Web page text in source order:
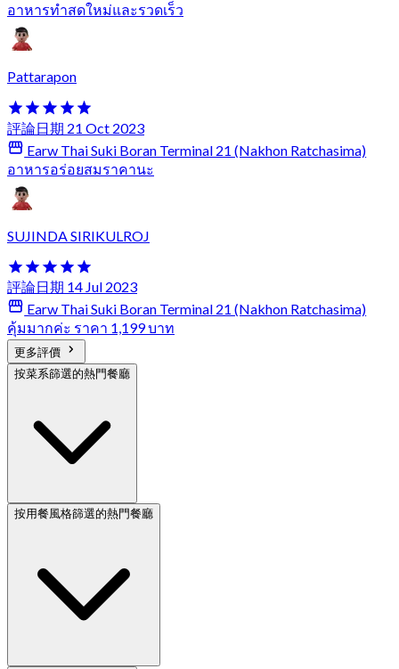
อาหารทำสดใหม่และรวดเร็ว
Pattarapon
評論日期 21 Oct 2023
Earw Thai Suki Boran Terminal 21 (Nakhon Ratchasima)
อาหารอร่อยสมราคานะ
SUJINDA SIRIKULROJ
評論日期 14 Jul 2023
Earw Thai Suki Boran Terminal 21 (Nakhon Ratchasima)
คุ้มมากค่ะ ราคา 1,199 บาท
更多評價
按菜系篩選的熱門餐廳
按用餐風格篩選的熱門餐廳